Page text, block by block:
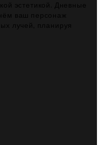
эстетикой. Дневные
ваш персонаж
лучей, планируя